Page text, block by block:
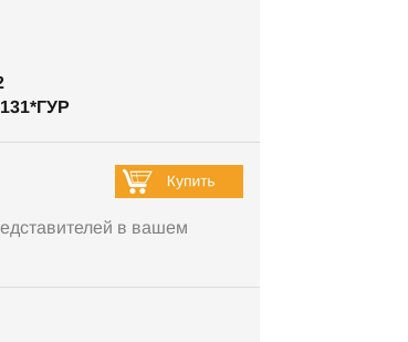
в вашем